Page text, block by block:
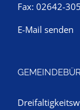
Fax: 02642-
E-Mail senden